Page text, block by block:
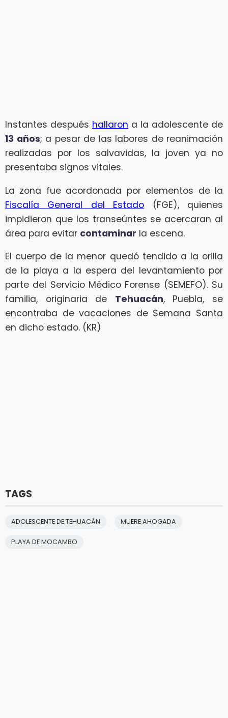
Instantes después hallaron a la adolescente de
13 años; a pesar de las labores de reanimación
realizadas por los salvavidas, la joven ya no
presentaba signos vitales.
La zona fue acordonada por elementos de la
Fiscalía General del Estado (FGE), quienes
impidieron que los transeúntes se acercaran al
área para evitar contaminar la escena.
El cuerpo de la menor quedó tendido a la orilla
de la playa a la espera del levantamiento por
parte del Servicio Médico Forense (SEMEFO). Su
familia, originaria de Tehuacán, Puebla, se
encontraba de vacaciones de Semana Santa
en dicho estado. (KR)
TAGS
ADOLESCENTE DE TEHUACÁN MUERE AHOGADA
PLAYA DE MOCAMBO